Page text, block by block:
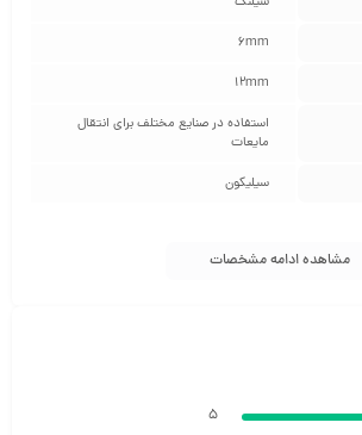
6mm
12mm
استفاده در صنایع مختلف برای انتقال
مایعات
سیلیکون
مشاهده ادامه مشخصات
5